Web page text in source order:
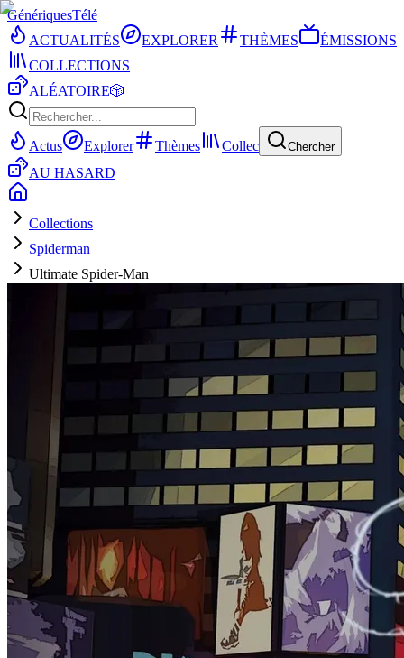
GénériquesTélé
ACTUALITÉS
EXPLORER THÈMES
ÉMISSIONS
COLLECTIONS
ALÉATOIRE🎲
Actus Explorer Thèmes Collec Chercher
AU HASARD
Collections
Spiderman
Ultimate Spider-Man